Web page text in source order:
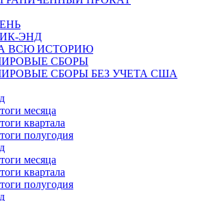
ЭНД
ВСЮ ИСТОРИЮ
СБОРЫ
СБОРЫ БЕЗ УЧЕТА США
месяца
квартала
полугодия
месяца
квартала
полугодия